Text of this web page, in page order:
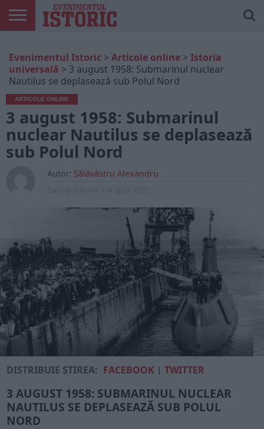
ONLINE
EDIȚII
TIPĂRITE
ISTORIC
PLAY
CONTUL
MEU
Evenimentul Istoric > Articole online > Istoria
universală > 3 august 1958: Submarinul nuclear
Nautilus se deplasează sub Polul Nord
ARTICOLE ONLINE
3 august 1958: Submarinul
nuclear Nautilus se deplasează
sub Polul Nord
Autor: Sălăvăstru Alexandru
DISTRIBUIE ȘTIREA: FACEBOOK |TWITTER
3 AUGUST 1958: SUBMARINUL NUCLEAR
NAUTILUS SE DEPLASEAZĂ SUB POLUL
NORD